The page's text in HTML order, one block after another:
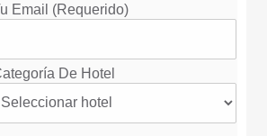
Email (requerido)
De Hotel